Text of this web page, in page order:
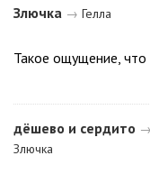
Злючка → Гелла
Такое ощущение, что
дёшево и сердито →
Злючка